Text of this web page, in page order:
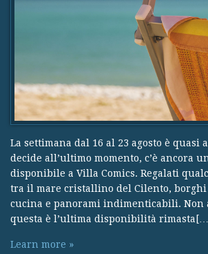
La settimana dal 16 al 23 agosto è quasi
decide all’ultimo momento, c’è ancora
disponibile a Villa Comics. Regalati
tra il mare cristallino del Cilento,
cucina e panorami indimenticabili. Non
questa è l’ultima disponibilità
Learn more »